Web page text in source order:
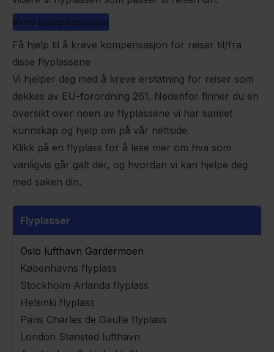
Krev kompensasjon
Få hjelp til å kreve kompensasjon for reiser til/fra
disse flyplassene
Vi hjelper deg med å kreve erstatning for reiser som
dekkes av EU-forordning 261. Nedenfor finner du en
oversikt over noen av flyplassene vi har samlet
kunnskap og hjelp om på vår nettside.
Klikk på en flyplass for å lese mer om hva som
vanligvis går galt der, og hvordan vi kan hjelpe deg
med saken din.
Flyplasser
Oslo lufthavn Gardermoen
Københavns flyplass
Stockholm Arlanda flyplass
Helsinki flyplass
Paris Charles de Gaulle flyplass
London Stansted lufthavn